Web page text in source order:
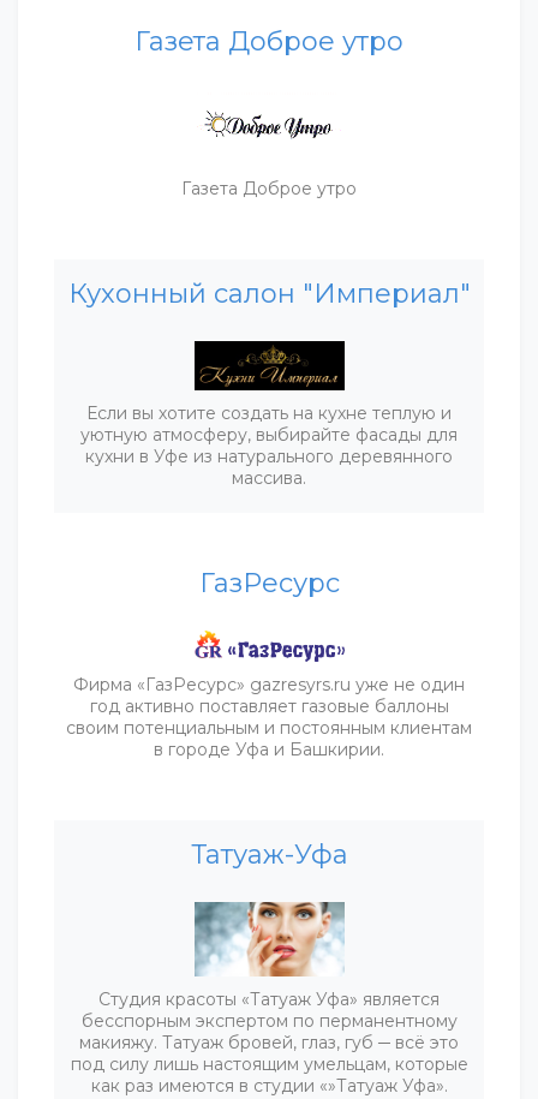
Газета Доброе утро
Газета Доброе утро
Кухонный салон "Империал"
Если вы хотите создать на кухне теплую и
уютную атмосферу, выбирайте фасады для
кухни в Уфе из натурального деревянного
массива.
ГазРесурс
Фирма «ГазРесурс» gazresyrs.ru уже не один
год активно поставляет газовые баллоны
своим потенциальным и постоянным клиентам
в городе Уфа и Башкирии.
Татуаж-Уфа
Студия красоты «Татуаж Уфа» является
бесспорным экспертом по перманентному
макияжу. Татуаж бровей, глаз, губ ─ всё это
под силу лишь настоящим умельцам, которые
как раз имеются в студии «»Татуаж Уфа».